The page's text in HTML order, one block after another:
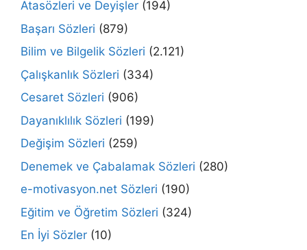
Atasözleri ve Deyişler (194)
Başarı Sözleri (879)
Bilim ve Bilgelik Sözleri (2.121)
Çalışkanlık Sözleri (334)
Cesaret Sözleri (906)
Dayanıklılık Sözleri (199)
Değişim Sözleri (259)
Denemek ve Çabalamak Sözleri (280)
e-motivasyon.net Sözleri (190)
Eğitim ve Öğretim Sözleri (324)
En İyi Sözler (10)